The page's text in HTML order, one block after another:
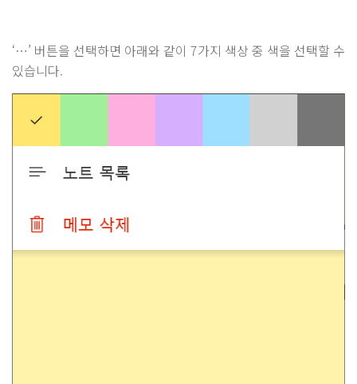
‘…’ 버튼을 선택하면 아래와 같이 7가지 색상 중 색을 선택할 수
있습니다.